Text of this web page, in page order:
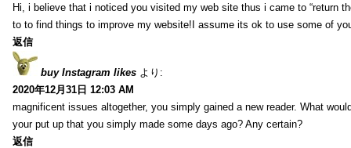
Hi, i believe that i noticed you visited my web site thus i came to “return
to to find things to improve my website!I assume its ok to use some of
返信
buy Instagram likes より:
2020年12月31日 12:03 AM
magnificent issues altogether, you simply gained a new reader. What
your put up that you simply made some days ago? Any certain?
返信